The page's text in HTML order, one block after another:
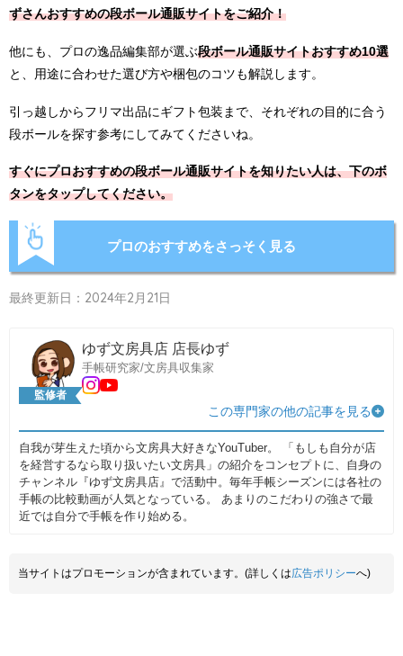
ずさんおすすめの段ボール通販サイトをご紹介！
他にも、プロの逸品編集部が選ぶ段ボール通販サイトおすすめ10選
と、用途に合わせた選び方や梱包のコツも解説します。
引っ越しからフリマ出品にギフト包装まで、それぞれの目的に合う
段ボールを探す参考にしてみてくださいね。
すぐにプロおすすめの段ボール通販サイトを知りたい人は、下のボ
タンをタップしてください。
プロのおすすめをさっそく見る
最終更新日：2024年2月21日
監修者
ゆず文房具店 店長ゆず
手帳研究家/文房具収集家
この専門家の他の記事を見る
自我が芽生えた頃から文房具大好きなYouTuber。 「もしも自分が店
を経営するなら取り扱いたい文房具」の紹介をコンセプトに、自身の
チャンネル『ゆず文房具店』で活動中。毎年手帳シーズンには各社の
手帳の比較動画が人気となっている。 あまりのこだわりの強さで最
近では自分で手帳を作り始める。
当サイトはプロモーションが含まれています。(詳しくは広告ポリシーへ)